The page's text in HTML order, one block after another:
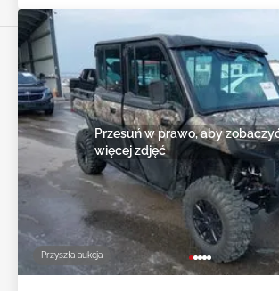
Przyszła aukcja
Przesuń w prawo, aby
więcej zdjęć